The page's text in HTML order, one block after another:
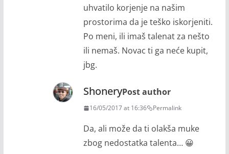
uhvatilo korjenje na našim
prostorima da je teško iskorjeniti.
Po meni, ili imaš talenat za nešto
ili nemaš. Novac ti ga neće kupit,
jbg.
ShoneryPost author
16/05/2017 at 16:36 Permalink
Da, ali može da ti olakša muke
zbog nedostatka talenta… 😀